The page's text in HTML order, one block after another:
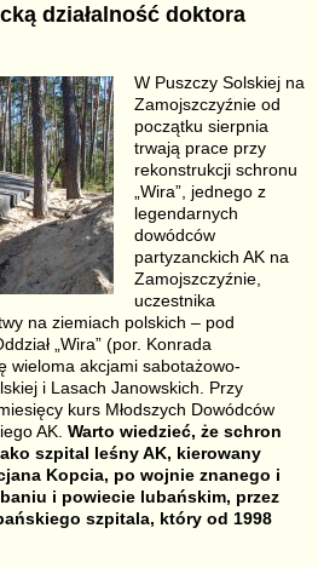
działalność doktora
W Puszczy Solskiej na
Zamojszczyźnie od
początku sierpnia
trwają prace przy
rekonstrukcji schronu
„Wira”, jednego z
legendarnych
dowódców
partyzanckich AK na
Zamojszczyźnie,
uczestnika
na ziemiach polskich – pod
„Wira” (por. Konrada
wieloma akcjami sabotażowo-
i Lasach Janowskich. Przy
kurs Młodszych Dowódców
AK. Warto wiedzieć, że schron
szpital leśny AK, kierowany
Kopcia, po wojnie znanego i
i powiecie lubańskim, przez
szpitala, który od 1998